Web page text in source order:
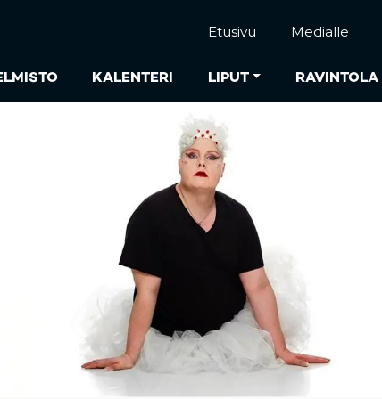
KALENTERI LIPUT RAVINTOLA
Etusivu Medialle